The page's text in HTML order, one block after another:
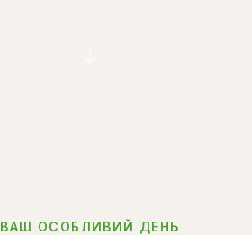
ВАШ ОСОБЛИВИЙ ДЕНЬ